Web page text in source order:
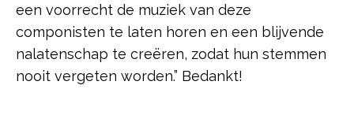
een voorrecht de muziek van deze
componisten te laten horen en een blijvende
nalatenschap te creëren, zodat hun stemmen
nooit vergeten worden.” Bedankt!